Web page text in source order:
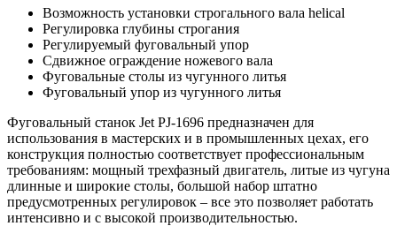
Возможность установки строгального вала helical
Регулировка глубины строгания
Регулируемый фуговальный упор
Сдвижное ограждение ножевого вала
Фуговальные столы из чугунного литья
Фуговальный упор из чугунного литья
Фуговальный станок Jet PJ-1696 предназначен для
использования в мастерских и в промышленных цехах, его
конструкция полностью соответствует профессиональным
требованиям: мощный трехфазный двигатель, литые из чугуна
длинные и широкие столы, большой набор штатно
предусмотренных регулировок – все это позволяет работать
интенсивно и с высокой производительностью.